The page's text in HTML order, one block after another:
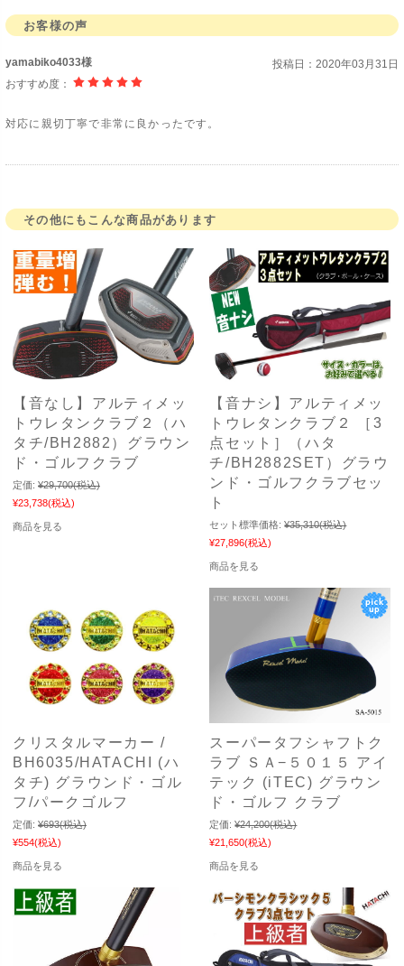
お客様の声
yamabiko4033様 投稿日： 2020年03月31日
おすすめ度：
対応に親切丁寧で非常に良かったです。
その他にもこんな商品があります
【音なし】アルティメッ
トウレタンクラブ２（ハ
タチ/BH2882）グラウン
ド・ゴルフクラブ
定価: ¥29,700(税込)
¥23,738(税込)
商品を見る
【音ナシ】アルティメッ
トウレタンクラブ２ ［3
点セット］（ハタ
チ/BH2882SET）グラウ
ンド・ゴルフクラブセッ
ト
セット標準価格: ¥35,310(税込)
¥27,896(税込)
商品を見る
クリスタルマーカー /
BH6035/HATACHI (ハ
タチ) グラウンド・ゴル
フ/パークゴルフ
定価: ¥693(税込)
¥554(税込)
商品を見る
スーパータフシャフトク
ラブ ＳＡ−５０１５ アイ
テック (iTEC) グラウン
ド・ゴルフ クラブ
定価: ¥24,200(税込)
¥21,650(税込)
商品を見る